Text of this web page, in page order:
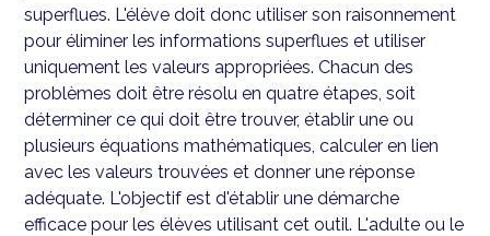
superflues. L'élève doit donc utiliser son raisonnement
pour éliminer les informations superflues et utiliser
uniquement les valeurs appropriées. Chacun des
problèmes doit être résolu en quatre étapes, soit
déterminer ce qui doit être trouver, établir une ou
plusieurs équations mathématiques, calculer en lien
avec les valeurs trouvées et donner une réponse
adéquate. L'objectif est d'établir une démarche
efficace pour les élèves utilisant cet outil. L'adulte ou le